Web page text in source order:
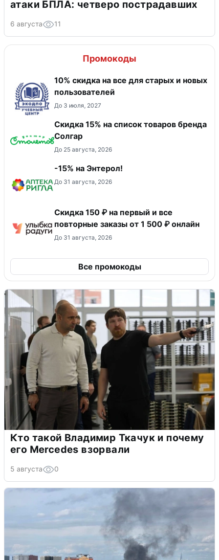
атаки БПЛА: четверо пострадавших
6 августа 11
Промокоды
10% скидка на все для старых и новых
пользователей
До 3 июля, 2027
Скидка 15% на список товаров бренда
Солгар
До 25 августа, 2026
-15% на Энтерол!
До 31 августа, 2026
Скидка 150 ₽ на первый и все
повторные заказы от 1 500 ₽ онлайн
До 31 августа, 2026
Все промокоды
Кто такой Владимир Ткачук и почему
его Mercedes взорвали
5 августа 0